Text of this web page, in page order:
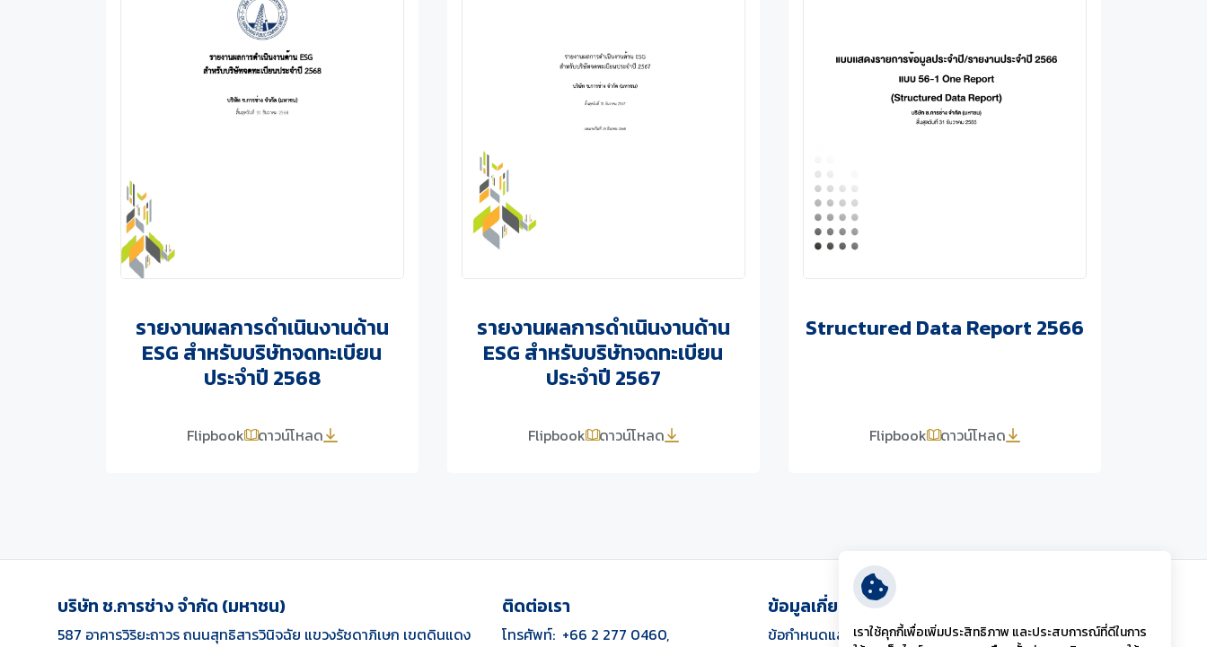
รายงานผลการดำเนินงานด้าน
ESG สำหรับบริษัทจดทะเบียน
ประจำปี 2568
Flipbook ดาวน์โหลด
รายงานผลการดำเนินงานด้าน
ESG สำหรับบริษัทจดทะเบียน
ประจำปี 2567
Flipbook ดาวน์โหลด
Structured Data Report 2566
Flipbook ดาวน์โหลด
บริษัท ช.การช่าง จำกัด (มหาชน)
587 อาคารวิริยะถาวร ถนนสุทธิสารวินิจฉัย แขวงรัชดาภิเษก เขตดินแดง
ติดต่อเรา
โทรศัพท์: +66 2 277 0460,
ข้อมูลเกี่ยวกับเว็บไซต์
ข้อกำหนดและเงื่อนไขเราใช้คุกกี้เพื่อเพิ่มประสิทธิภาพ และประสบการณ์ที่ดีในการ